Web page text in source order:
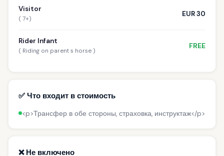
Visitor
( 7+)
EUR 30
Rider Infant
( Riding on parent s horse )
FREE
✅ Что входит в стоимость
<p>Трансфер в обе стороны, страховка, инструктаж</p>
❌ Не включено